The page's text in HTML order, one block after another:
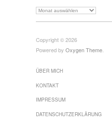
Archiv
Copyright © 2026
Powered by Oxygen Theme.
ÜBER MICH
KONTAKT
IMPRESSUM
DATENSCHUTZ­ERKLÄRUNG